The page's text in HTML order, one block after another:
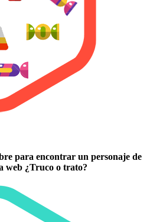
para encontrar un personaje de
web ¿Truco o trato?